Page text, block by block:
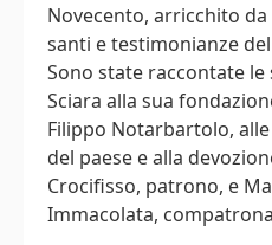
Novecento, arricchito
santi e testimonianze
Sono state raccontate
Sciara alla sua
Filippo Notarbartolo,
del paese e alla
Crocifisso, patrono, e
Immacolata,